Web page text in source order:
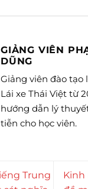
GIẢNG VIÊN
DŨNG
Giảng viên đào tạo
Lái xe Thái Việt từ
hướng dẫn lý
tiễn cho học viên.
Trung
Kinh